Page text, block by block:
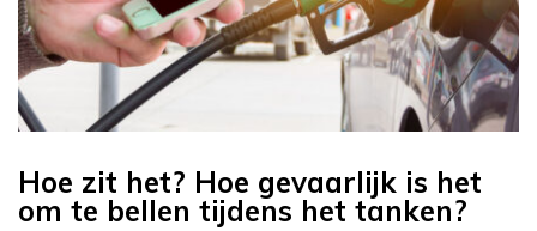
Hoe zit het? Hoe gevaarlijk is het
om te bellen tijdens het tanken?